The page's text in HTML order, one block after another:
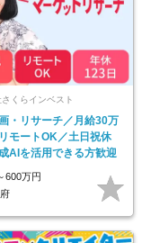
くらインベスト
・リサーチ／月給30万
モートOK／土日祝休
AIを活用できる方歓迎
600万円